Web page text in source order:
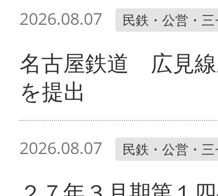
2026.08.07 民鉄・公営・
名古屋鉄道 広見
を提出
2026.08.07 民鉄・公営・